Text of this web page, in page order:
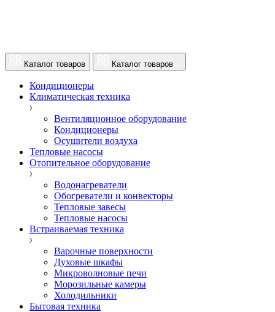
Каталог товаров Каталог товаров
Кондиционеры
Климатическая техника
Вентиляционное оборудование
Кондиционеры
Осушители воздуха
Тепловые насосы
Отопительное оборудование
Водонагреватели
Обогреватели и конвекторы
Тепловые завесы
Тепловые насосы
Встраиваемая техника
Варочные поверхности
Духовые шкафы
Микроволновые печи
Морозильные камеры
Холодильники
Бытовая техника